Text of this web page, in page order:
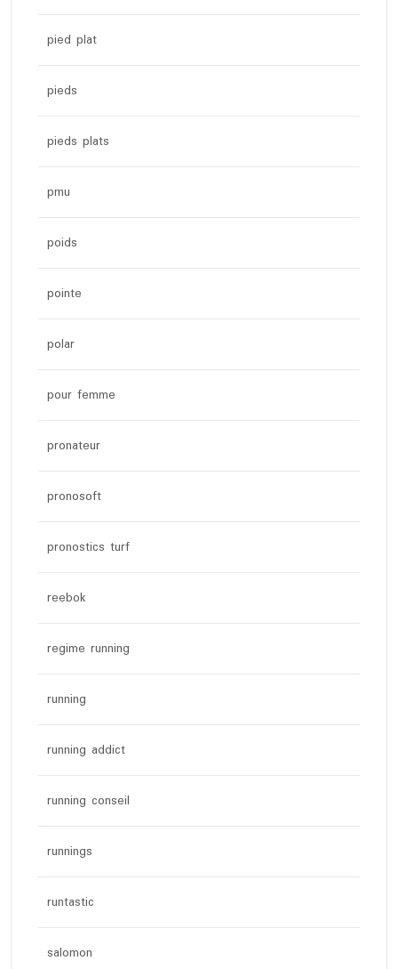
pied plat
pieds
pieds plats
pmu
poids
pointe
polar
pour femme
pronateur
pronosoft
pronostics turf
reebok
regime running
running
running addict
running conseil
runnings
runtastic
salomon